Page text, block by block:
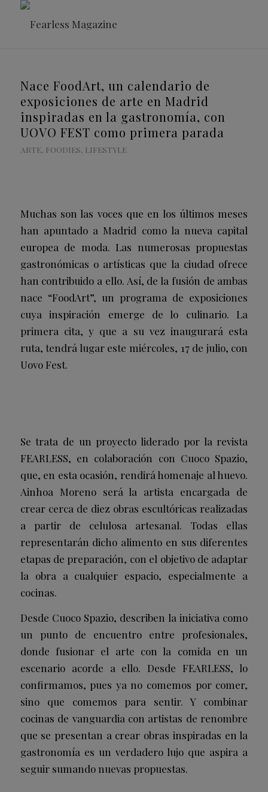
Nace FoodArt, un calendario de
exposiciones de arte en Madrid
inspiradas en la gastronomía, con
UOVO FEST como primera parada
ARTE, FOODIES, LIFESTYLE
Muchas son las voces que en los últimos meses
han apuntado a Madrid como la nueva capital
europea de moda. Las numerosas propuestas
gastronómicas o artísticas que la ciudad ofrece
han contribuido a ello. Así, de la fusión de ambas
nace “FoodArt”, un programa de exposiciones
cuya inspiración emerge de lo culinario. La
primera cita, y que a su vez inaugurará esta
ruta, tendrá lugar este miércoles, 17 de julio, con
Uovo Fest.
Se trata de un proyecto liderado por la revista
FEARLESS, en colaboración con Cuoco Spazio,
que, en esta ocasión, rendirá homenaje al huevo.
Ainhoa Moreno será la artista encargada de
crear cerca de diez obras escultóricas realizadas
a partir de celulosa artesanal. Todas ellas
representarán dicho alimento en sus diferentes
etapas de preparación, con el objetivo de adaptar
la obra a cualquier espacio, especialmente a
cocinas.
Desde Cuoco Spazio, describen la iniciativa como
un punto de encuentro entre profesionales,
donde fusionar el arte con la comida en un
escenario acorde a ello. Desde FEARLESS, lo
confirmamos, pues ya no comemos por comer,
sino que comemos para sentir. Y combinar
cocinas de vanguardia con artistas de renombre
que se presentan a crear obras inspiradas en la
gastronomía es un verdadero lujo que aspira a
seguir sumando nuevas propuestas.